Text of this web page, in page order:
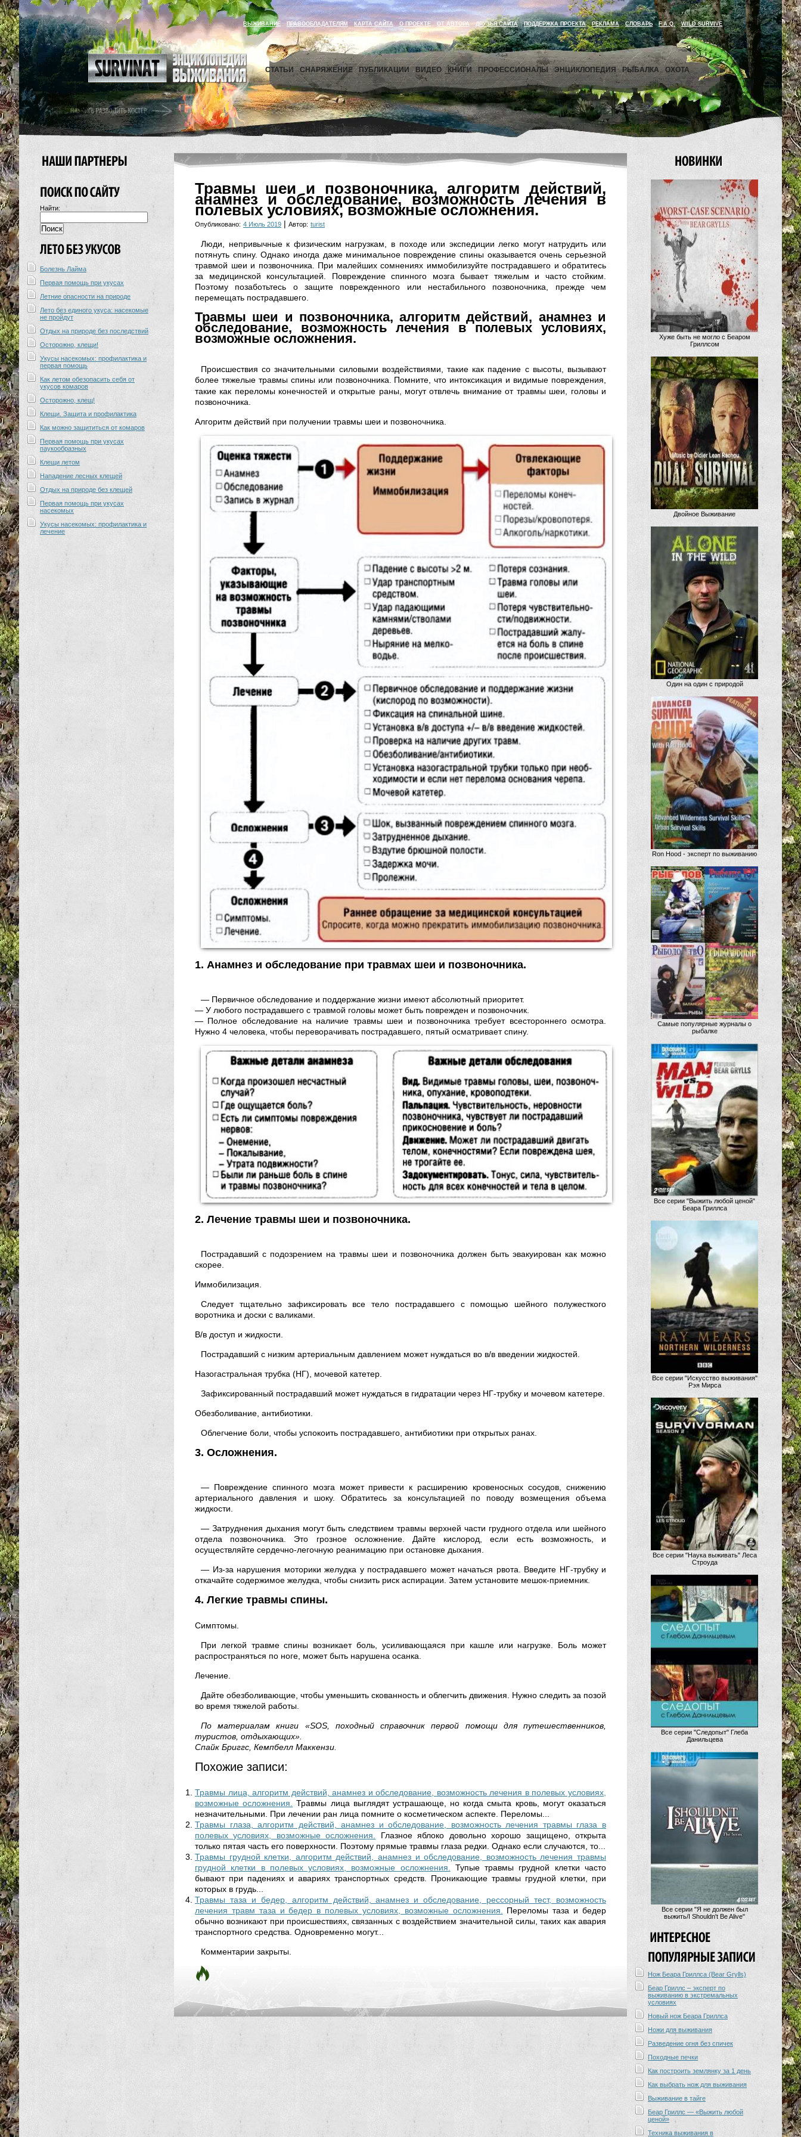
ВЫЖИВАНИЕ ПРАВООБЛАДАТЕЛЯМ КАРТА САЙТА О ПРОЕКТЕ ОТ АВТОРА ДРУЗЬЯ САЙТА ПОДДЕРЖКА ПРОЕКТА РЕКЛАМА СЛОВАРЬ F.A.Q. WILD SURVIVE
СТАТЬИ СНАРЯЖЕНИЕ ПУБЛИКАЦИИ ВИДЕО КНИГИ ПРОФЕССИОНАЛЫ ЭНЦИКЛОПЕДИЯ РЫБАЛКА ОХОТА
Найти:
Болезнь Лайма
Первая помощь при укусах
Летние опасности на природе
Лето без единого укуса: насекомые
не пройдут
Отдых на природе без последствий
Осторожно, клещи!
Укусы насекомых: профилактика и
первая помощь
Как летом обезопасить себя от
укусов комаров
Осторожно, клещ!
Клещи. Защита и профилактика
Как можно защититься от комаров
Первая помощь при укусах
паукообразных
Клещи летом
Нападение лесных клещей
Отдых на природе без клещей
Первая помощь при укусах
насекомых
Укусы насекомых: профилактика и
лечение
Травмы шеи и позвоночника, алгоритм действий,
анамнез и обследование, возможность лечения в
полевых условиях, возможные осложнения.
Опубликовано: 4 Июль 2019 | Автор: turist
Люди, непривычные к физическим нагрузкам, в походе или экспедиции легко могут натрудить или
потянуть спину. Однако иногда даже минимальное повреждение спины оказывается очень серьезной
травмой шеи и позвоночника. При малейших сомнениях иммобилизуйте пострадавшего и обратитесь
за медицинской консультацией. Повреждение спинного мозга бывает тяжелым и часто стойким.
Поэтому позаботьтесь о защите поврежденного или нестабильного позвоночника, прежде чем
перемещать пострадавшего.
Травмы шеи и позвоночника, алгоритм действий, анамнез и
обследование, возможность лечения в полевых условиях,
возможные осложнения.
Происшествия со значительными силовыми воздействиями, такие как падение с высоты, вызывают
более тяжелые травмы спины или позвоночника.
Помните, что интоксикация и видимые повреждения,
такие как переломы конечностей и открытые раны, могут отвлечь внимание от травмы шеи, головы и
позвоночника.
Алгоритм действий при получении травмы шеи и позвоночника.
1. Анамнез и обследование при травмах шеи и позвоночника.
— Первичное обследование и поддержание жизни имеют абсолютный приоритет.
— У любого пострадавшего с травмой головы может быть поврежден и позвоночник.
— Полное обследование на наличие травмы шеи и позвоночника требует всестороннего осмотра.
Нужно 4 человека, чтобы переворачивать пострадавшего, пятый осматривает спину.
2. Лечение травмы шеи и позвоночника.
Пострадавший с подозрением на травмы шеи и позвоночника должен быть эвакуирован как можно
скорее.
Иммобилизация.
Следует тщательно зафиксировать все тело пострадавшего с помощью шейного полужесткого
воротника и доски с валиками.
В/в доступ и жидкости.
Пострадавший с низким артериальным давлением может нуждаться во в/в введении жидкостей.
Назогастральная трубка (НГ), мочевой катетер.
Зафиксированный пострадавший может нуждаться в гидратации через НГ-трубку и мочевом катетере.
Обезболивание, антибиотики.
Облегчение боли, чтобы успокоить пострадавшего, антибиотики при открытых ранах.
3. Осложнения.
— Повреждение спинного мозга может привести к расширению кровеносных сосудов, снижению
артериального давления и шоку. Обратитесь за консультацией по поводу возмещения объема
жидкости.
— Затруднения дыхания могут быть следствием травмы верхней части грудного отдела или шейного
отдела позвоночника. Это грозное осложнение. Дайте кислород, если есть возможность, и
осуществляйте сердечно-легочную реанимацию при остановке дыхания.
— Из-за нарушения моторики желудка у пострадавшего может начаться рвота. Введите НГ-трубку и
откачайте содержимое желудка, чтобы снизить риск аспирации. Затем установите мешок-приемник.
4. Легкие травмы спины.
Симптомы.
При легкой травме спины возникает боль, усиливающаяся при кашле или нагрузке. Боль может
распространяться по ноге, может быть нарушена осанка.
Лечение.
Дайте обезболивающие, чтобы уменьшить скованность и облегчить движения. Нужно следить за позой
во время тяжелой работы.
По материалам книги «SOS, походный справочник первой помощи для путешественников,
туристов, отдыхающих».
Спайк Бриггс, Кемпбелл Маккензи.
Похожие записи:
Травмы лица, алгоритм действий, анамнез и обследование, возможность лечения в полевых условиях,
возможные осложнения.
Травмы лица выглядят устрашающе, но когда смыта кровь, могут оказаться
незначительными. При лечении ран лица помните о косметическом аспекте. Переломы...
Травмы глаза, алгоритм действий, анамнез и обследование, возможность лечения травмы глаза в
полевых условиях, возможные осложнения.
Глазное яблоко довольно хорошо защищено, открыта
только пятая часть его поверхности. Поэтому прямые травмы глаза редки. Однако если случаются, то...
Травмы грудной клетки, алгоритм действий, анамнез и обследование, возможность лечения травмы
грудной клетки в полевых условиях, возможные осложнения.
Тупые травмы грудной клетки часто
бывают при падениях и авариях транспортных средств. Проникающие травмы грудной клетки, при
которых в грудь...
Травмы таза и бедер, алгоритм действий, анамнез и обследование, рессорный тест, возможность
лечения травм таза и бедер в полевых условиях, возможные осложнения.
Переломы таза и бедер
обычно возникают при происшествиях, связанных с воздействием значительной силы, таких как авария
транспортного средства. Одновременно могут...
Комментарии закрыты.
Хуже быть не могло с Беаром
Гриллсом
Двойное Выживание
Один на один с природой
Ron Hood - эксперт по выживанию
Самые популярные журналы о
рыбалке
Все серии "Выжить любой ценой"
Беара Гриллса
Все серии "Искусство выживания"
Рэя Мирса
Все серии "Наука выживать" Леса
Строуда
Все серии "Следопыт" Глеба
Данильцева
Все серии "Я не должен был
выжить/I Shouldn't Be Alive"
Нож Беара Гриллса (Bear Grylls)
Беар Гриллс – эксперт по
выживанию в экстремальных
условиях
Новый нож Беара Гриллса
Ножи для выживания
Разведение огня без спичек
Походные печки
Как построить землянку за 1 день
Как выбрать нож для выживания
Выживание в тайге
Беар Гриллс — «Выжить любой
ценой»
Техника выживания в